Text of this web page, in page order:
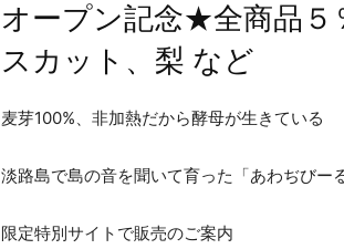
オープン記念★全商品
スカット、梨 など
麦芽100%、非加熱だから酵母が生きている
淡路島で島の音を聞いて育った「あわぢびー
限定特別サイトで販売のご案内